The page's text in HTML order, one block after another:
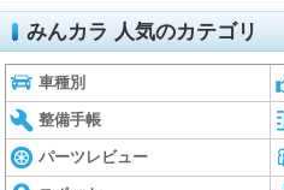
みんカラ 人気のカテゴリ
車種別
整備手帳
パーツレビュー